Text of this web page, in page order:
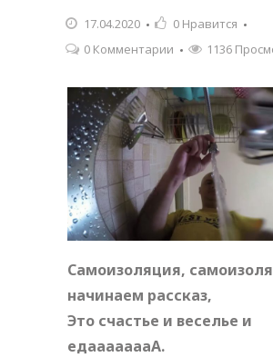
17.04.2020 0 Нравится
0 Комментарии
1136
Самоизоляция,
начинаем рассказ,
Это счастье и веселье и
едаааааааА.